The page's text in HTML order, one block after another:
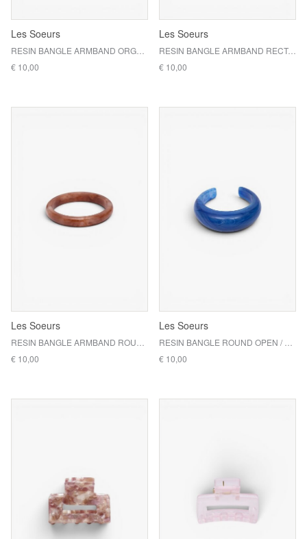
Les Soeurs
€ 10,00
Les Soeurs
RESIN BANGLE ARMBAND RECTANGLE / PINK
€ 10,00
Les Soeurs
€ 10,00
Les Soeurs
€ 10,00